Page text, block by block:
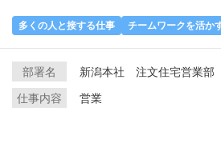
多くの人と接する仕事 チームワークを活か
部署名 新潟本社 注文住宅営業部
仕事内容 営業